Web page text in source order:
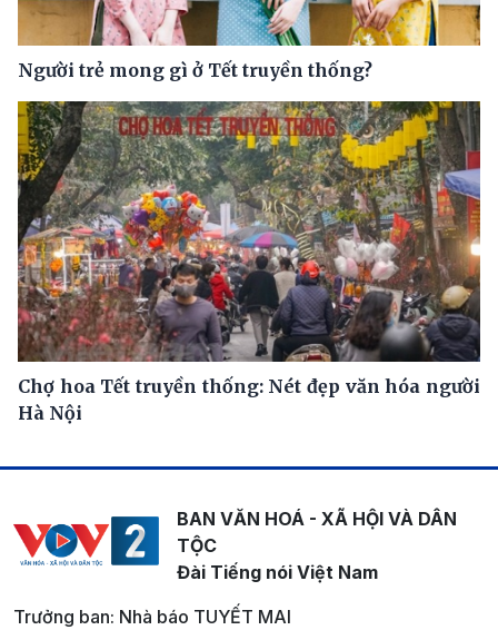
Người trẻ mong gì ở Tết truyền thống?
Chợ hoa Tết truyền thống: Nét đẹp văn hóa người
Hà Nội
BAN VĂN HOÁ - XÃ HỘI VÀ DÂN
TỘC
Đài Tiếng nói Việt Nam
Trưởng ban: Nhà báo TUYẾT MAI